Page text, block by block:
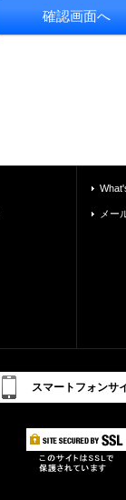
メー
スマートフォンサ